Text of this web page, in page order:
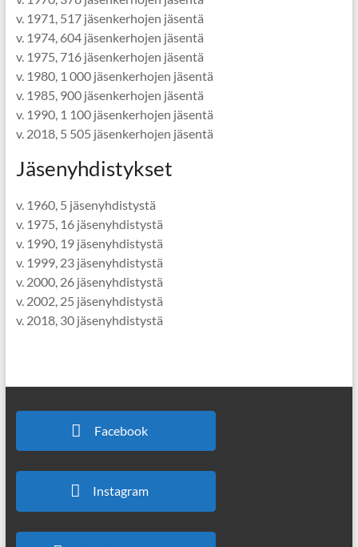
v. 1971, 517 jäsenkerhojen jäsentä
v. 1974, 604 jäsenkerhojen jäsentä
v. 1975, 716 jäsenkerhojen jäsentä
v. 1980, 1 000 jäsenkerhojen jäsentä
v. 1985, 900 jäsenkerhojen jäsentä
v. 1990, 1 100 jäsenkerhojen jäsentä
v. 2018, 5 505 jäsenkerhojen jäsentä
Jäsenyhdistykset
v. 1960, 5 jäsenyhdistystä
v. 1975, 16 jäsenyhdistystä
v. 1990, 19 jäsenyhdistystä
v. 1999, 23 jäsenyhdistystä
v. 2000, 26 jäsenyhdistystä
v. 2002, 25 jäsenyhdistystä
v. 2018, 30 jäsenyhdistystä
Facebook
Instagram